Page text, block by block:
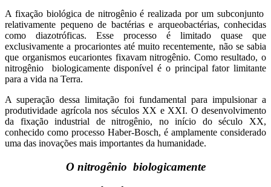
A fixação biológica de nitrogênio é realizada por um subconjunto
relativamente pequeno de bactérias e arqueobactérias, conhecidas
como diazotróficas. Esse processo é limitado quase que
exclusivamente a procariontes até muito recentemente, não se sabia
que organismos eucariontes fixavam nitrogênio. Como resultado, o
nitrogênio biologicamente disponível é o principal fator limitante
para a vida na Terra.
A superação dessa limitação foi fundamental para impulsionar a
produtividade agrícola nos séculos XX e XXI. O desenvolvimento
da fixação industrial de nitrogênio, no início do século XX,
conhecido como processo Haber-Bosch, é amplamente considerado
uma das inovações mais importantes da humanidade.
O nitrogênio biologicamente